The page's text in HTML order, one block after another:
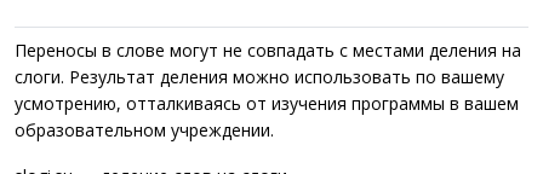
Переносы в слове могут не совпадать с местами деления на
слоги. Результат деления можно использовать по вашему
усмотрению, отталкиваясь от изучения программы в вашем
образовательном учреждении.